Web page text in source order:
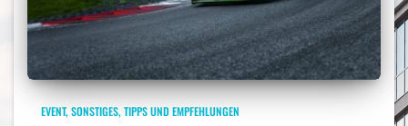
EVENT SONSTIGES TIPPS UND EMPFEHLUNGEN